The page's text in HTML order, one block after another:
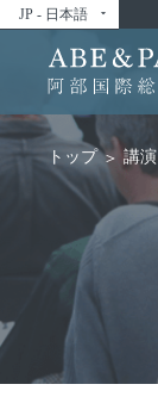
JP - 日本語 arrow_drop_down
トップ 講演